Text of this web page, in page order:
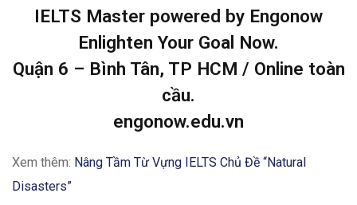
IELTS Master powered by Engonow
Enlighten Your Goal Now.
Quận 6 – Bình Tân, TP HCM / Online toàn
cầu.
engonow.edu.vn
Xem thêm: Nâng Tầm Từ Vựng IELTS Chủ Đề “Natural
Disasters”